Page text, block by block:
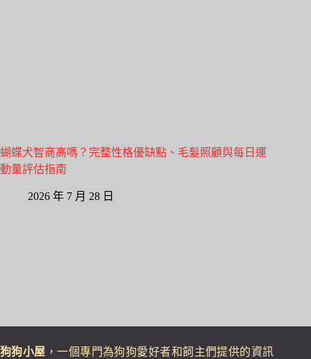
蝴蝶犬智商高嗎？完整性格優缺點、毛髮照顧與每日運
動量評估指南
2026 年 7 月 28 日
狗狗小屋 ，一個專門為狗狗愛好者和飼主們提供的資訊